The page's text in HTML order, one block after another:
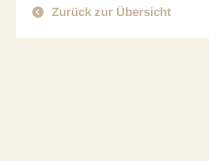
Zurück zur Übersicht